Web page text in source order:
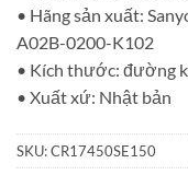
• Hãng sản xuất:
A02B-0200-K102
• Kích thước: đường
• Xuất xứ: Nhật bản
SKU:CR17450SE150